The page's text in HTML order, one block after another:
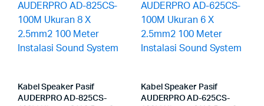
Kabel Speaker Pasif
AUDERPRO AD-825CS-
Kabel Speaker Pasif
AUDERPRO AD-625CS-